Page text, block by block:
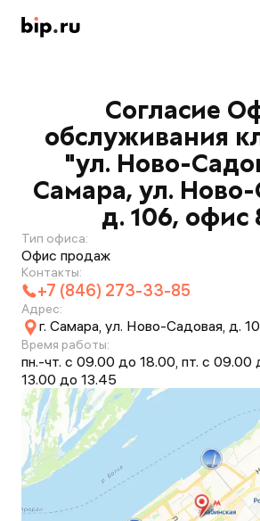
Согласие
обслуживания
"ул. Ново-
Самара, ул.
д. 106, офис
Тип офиса:
Офис продаж
Контакты:
+7 (846) 273-33-85
Адрес:
г. Самара, ул. Ново-Садовая, д.
Время работы:
пн.-чт. с 09.00 до 18.00, пт. с 09.00
13.00 до 13.45